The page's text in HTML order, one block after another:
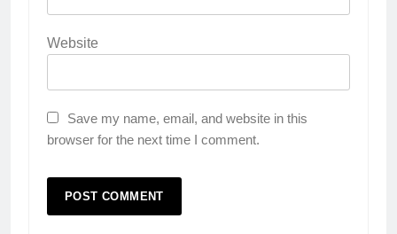
Website
Save my name, email, and website in this
browser for the next time I comment.